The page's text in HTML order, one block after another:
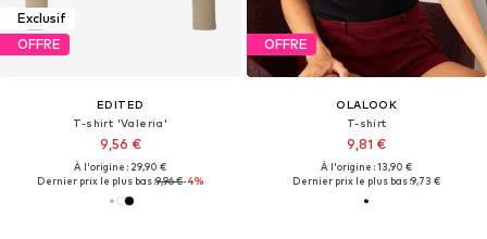
Exclusif
OFFRE
EDITED
T-shirt 'Valeria'
9,56 €
À l'origine : 29,90 €
Dernier prix le plus bas :9,96 €-4%
OFFRE
OLALOOK
T-shirt
9,81 €
À l'origine : 13,90 €
Dernier prix le plus bas :9,73 €